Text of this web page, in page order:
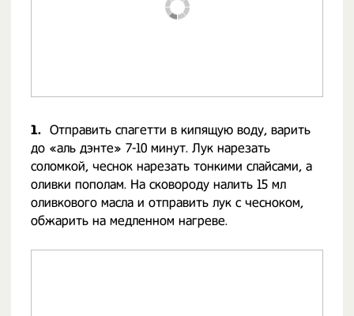
1. Отправить спагетти в кипящую воду, варить
до «аль дэнте» 7-10 минут. Лук нарезать
соломкой, чеснок нарезать тонкими слайсами, а
оливки пополам. На сковороду налить 15 мл
оливкового масла и отправить лук с чесноком,
обжарить на медленном нагреве.